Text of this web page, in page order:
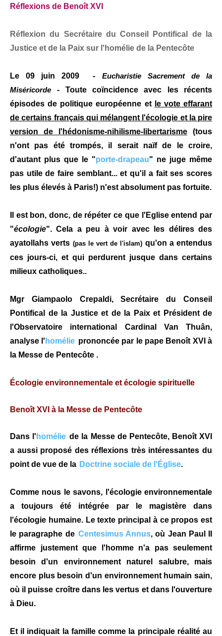
Réflexions de Benoît XVI
Réflexion du Secrétaire du Conseil Pontifical de la
Justice et de la Paix sur l'homélie de la Pentecôte
Le 09 juin 2009 -
Eucharistie Sacrement de la
Miséricorde
- Toute coïncidence avec les récents
épisodes de politique européenne et le vote effarant
de certains français qui mélangent l'écologie et la pire
version de l'hédonisme-nihilisme-libertarisme (tous
n'ont pas été trompés, il serait naïf de le croire,
d'autant plus que le "porte-drapeau" ne juge même
pas utile de faire semblant... et qu'il a fait ses scores
les plus élevés à Paris!) n'est absolument pas fortuite.
Il est bon, donc, de répéter ce que l'Eglise entend par
"écologie". Cela a peu à voir avec les délires des
ayatollahs verts (pas le vert de l'islam) qu'on a entendus
ces jours-ci, et qui perdurent jusque dans certains
milieux catholiques..
Mgr Giampaolo Crepaldi, Secrétaire du Conseil
Pontifical de la Justice et de la Paix et Président de
l'Observatoire international Cardinal Van Thuân,
analyse l' homélie prononcée par le pape Benoît XVI à
la Messe de Pentecôte .
Écologie environnementale et écologie spirituelle
Benoît XVI à la Messe de Pentecôte
Dans l' homélie de la Messe de Pentecôte, Benoît XVI
a aussi proposé des réflexions très intéressantes du
point de vue de la Doctrine sociale de l'Église.
Comme nous le savons, l'écologie environnementale
a toujours été intégrée par le magistère dans
l'écologie humaine. Le texte principal à ce propos est
le paragraphe de Centesimus Annus, où Jean Paul II
affirme justement que l'homme n'a pas seulement
besoin d'un environnement naturel salubre, mais
encore plus besoin d'un environnement humain sain,
où il puisse croître dans les vertus et dans l'ouverture
à Dieu.
Et il indiquait la famille comme la principale réalité au